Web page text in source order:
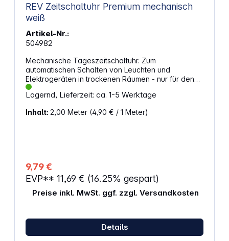
REV Zeitschaltuhr Premium mechanisch
weiß
Artikel-Nr.:
504982
Mechanische Tageszeitschaltuhr. Zum
automatischen Schalten von Leuchten und
Elektrogeräten in trockenen Räumen - nur für den
Innenbereich Details: Mit Kinderschutz 96
Schaltzeiten/Tag Hohe Schaltleistung: max. 3680 W
Belastung 2 A / 460 VA Tagesprogramm LED
Lagernd, Lieferzeit: ca. 1-5 Werktage
Inhalt: 2,00 Meter (4,90 € / 1 Meter)
9,79 €
EVP** 11,69 € (16.25% gespart)
Preise inkl. MwSt. ggf. zzgl. Versandkosten
Details